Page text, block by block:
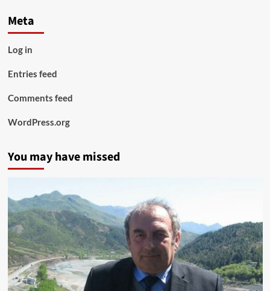
Meta
Log in
Entries feed
Comments feed
WordPress.org
You may have missed